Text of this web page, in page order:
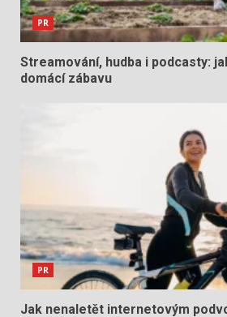
PR
Streamování, hudba i podcasty:
domácí zábavu
PR
Jak nenaletět internetovým